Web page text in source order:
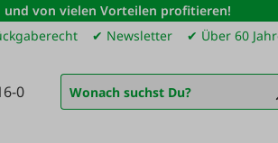
und von vielen Vorteilen profitieren!
✔ Newsletter ✔ Über 60
0